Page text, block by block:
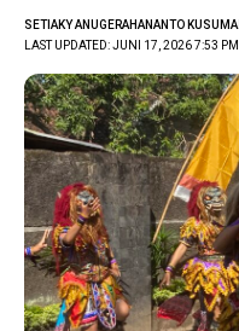
LAST UPDATED: JUNI 17, 2026 7:53 PM
SETIAKY ANUGERAHANANTO KUSUMA